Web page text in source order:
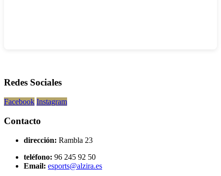
Redes Sociales
Facebook Instagram
Contacto
dirección: Rambla 23
teléfono: 96 245 92 50
Email: esports@alzira.es